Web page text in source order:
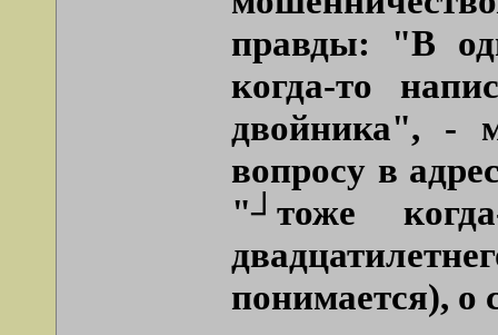
правды: "В
когда-то
двойника", -
вопросу в
"┘тоже
понимается), о